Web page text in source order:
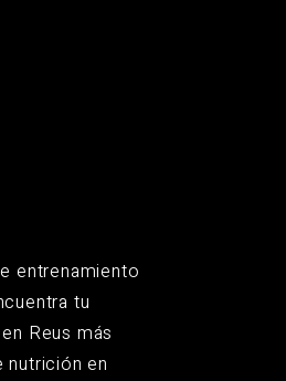
entrenamiento
tu
Reus más
nutrición en